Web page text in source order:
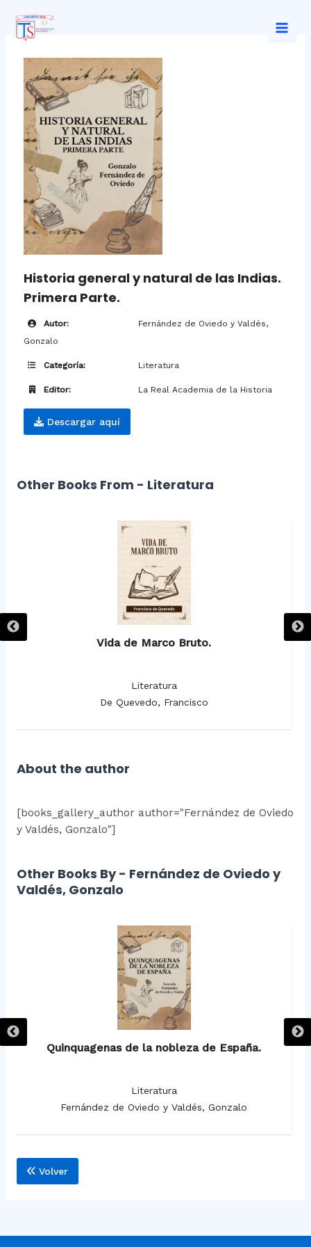
contenido
Historia general y natural de las Indias.
Primera Parte.
Autor:
Fernández de Oviedo y Valdés,
Gonzalo
Categoría: Literatura
Editor: La Real Academia de la Historia
Descargar aquí
Other Books From - Literatura
Vida de Marco Bruto.
Literatura
De Quevedo, Francisco
About the author
[books_gallery_author author="Fernández de Oviedo
y Valdés, Gonzalo"]
Other Books By - Fernández de Oviedo y
Valdés, Gonzalo
Quinquagenas de la nobleza de España.
Literatura
Fernández de Oviedo y Valdés, Gonzalo
Volver